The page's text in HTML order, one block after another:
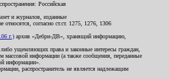
Российская
и журналов, изданные
согласно ст.ст. 1275, 1276, 1306
г.) архив «Дебри-ДВ», хранящий информацию,
ущемляющих права и законные интересы граждан,
массовой информации (а также сообщения, переданные
информации».
распространитель не является надлежащим